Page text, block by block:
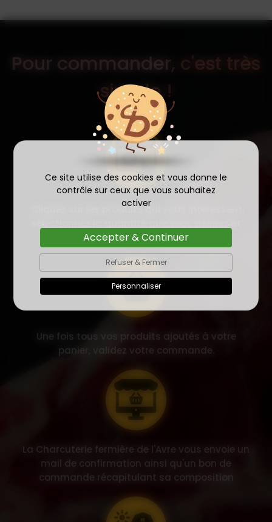
Ce site utilise des cookies et vous donne le
contrôle sur ceux que vous souhaitez
activer
Accepter & Continuer
Refuser & Fermer
Personnaliser
Pour commander, c'est très
simple !
Cliquez sur les produits qui vous intéressent,
ajoutez-les au panier.
Une fois tous vos produits ajoutés à votre
panier, validez votre commande.
La Charcuterie fermière de l'Avre vous envoie un
mail de confirmation ainsi qu'un bon de
commande récapitulant sa composition